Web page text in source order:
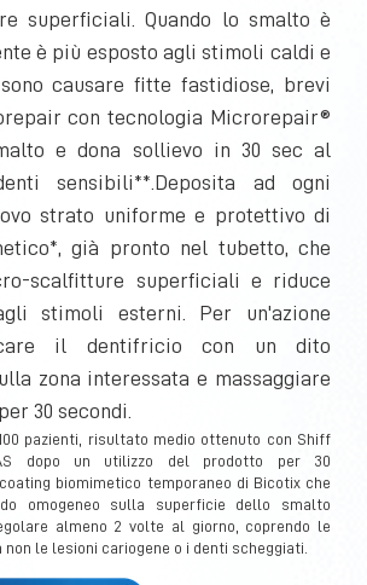
superficiali. Quando lo smalto è
è più esposto agli stimoli caldi e
causare fitte fastidiose, brevi
con tecnologia Microrepair®
e dona sollievo in 30 sec al
sensibili**.Deposita ad ogni
strato uniforme e protettivo di
già pronto nel tubetto, che
scalfitture superficiali e riduce
stimoli esterni. Per un'azione
il dentifricio con un dito
zona interessata e massaggiare
30 secondi.
pazienti, risultato medio ottenuto con Shiff
dopo un utilizzo del prodotto per 30
biomimetico temporaneo di Bicotix che
omogeneo sulla superficie dello smalto
almeno 2 volte al giorno, coprendo le
le lesioni cariogene o i denti scheggiati.